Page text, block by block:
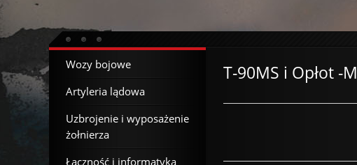
T-90MS i Opłot -M
Wozy bojowe
Artyleria lądowa
Uzbrojenie i wyposażenie
żołnierza
Łączność i informatyka